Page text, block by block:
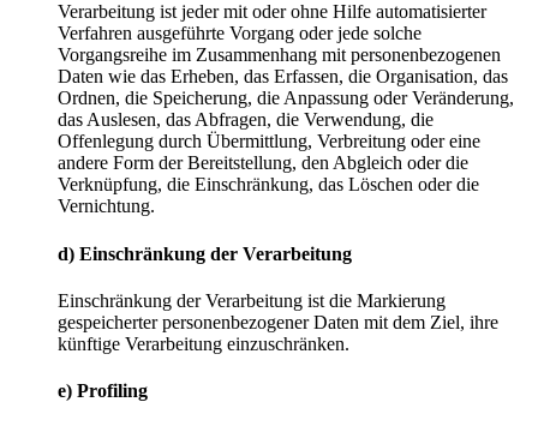
Verarbeitung ist jeder mit oder ohne Hilfe automatisierter
Verfahren ausgeführte Vorgang oder jede solche
Vorgangsreihe im Zusammenhang mit personenbezogenen
Daten wie das Erheben, das Erfassen, die Organisation, das
Ordnen, die Speicherung, die Anpassung oder Veränderung,
das Auslesen, das Abfragen, die Verwendung, die
Offenlegung durch Übermittlung, Verbreitung oder eine
andere Form der Bereitstellung, den Abgleich oder die
Verknüpfung, die Einschränkung, das Löschen oder die
Vernichtung.
d) Einschränkung der Verarbeitung
Einschränkung der Verarbeitung ist die Markierung
gespeicherter personenbezogener Daten mit dem Ziel, ihre
künftige Verarbeitung einzuschränken.
e) Profiling